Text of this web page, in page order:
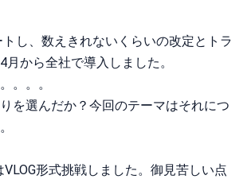
し、数えきれないくらいの改定とトラ
から全社で導入しました。
。。。
を選んだか？今回のテーマはそれにつ
形式挑戦しました。御見苦しい点